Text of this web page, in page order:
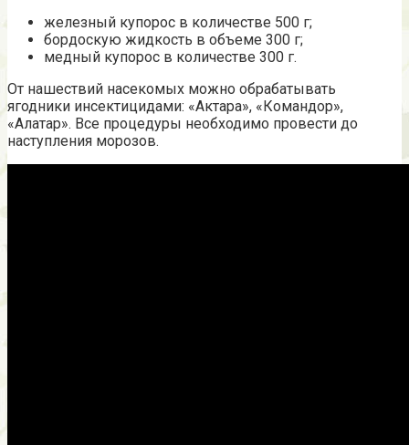
железный купорос в количестве 500 г;
бордоскую жидкость в объеме 300 г;
медный купорос в количестве 300 г.
От нашествий насекомых можно обрабатывать
ягодники инсектицидами: «Актара», «Командор»,
«Алатар». Все процедуры необходимо провести до
наступления морозов.